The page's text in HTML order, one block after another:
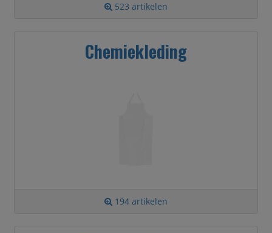
523 artikelen
Chemiekleding
194 artikelen